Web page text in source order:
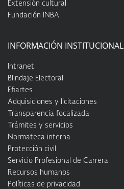
Extensión cultural
Fundación INBA
INFORMACIÓN INSTITUCIONAL
Intranet
Blindaje Electoral
Efiartes
Adquisiciones y licitaciones
Transparencia focalizada
Trámites y servicios
Normateca interna
Protección civil
Servicio Profesional de Carrera
Recursos humanos
Políticas de privacidad